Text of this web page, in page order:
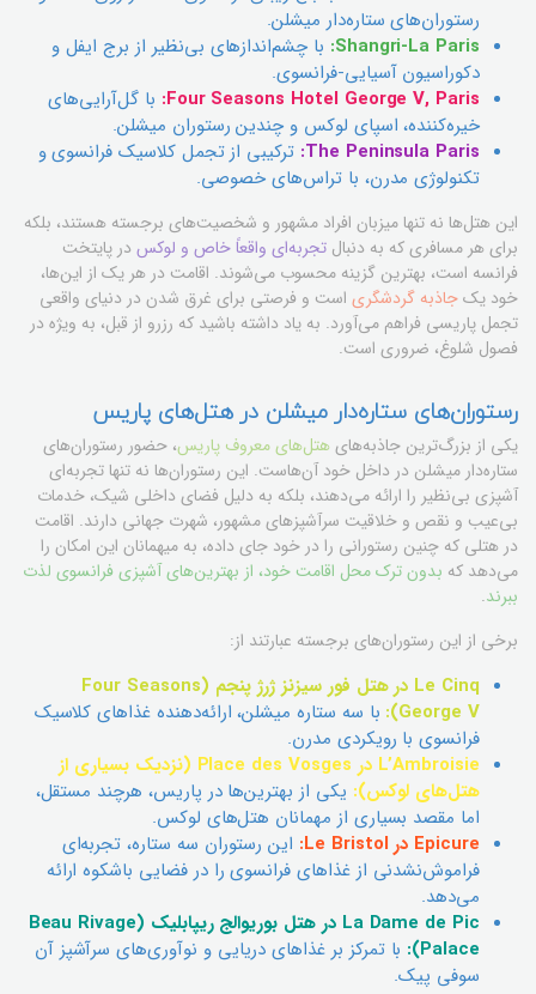
رستوران‌های ستاره‌دار میشلن.
Shangri-La Paris: با چشم‌اندازهای بی‌نظیر از برج ایفل و
دکوراسیون آسیایی-فرانسوی.
Four Seasons Hotel George V, Paris: با گل‌آرایی‌های
خیره‌کننده، اسپای لوکس و چندین رستوران میشلن.
The Peninsula Paris: ترکیبی از تجمل کلاسیک فرانسوی و
تکنولوژی مدرن، با تراس‌های خصوصی.
این هتل‌ها نه تنها میزبان افراد مشهور و شخصیت‌های برجسته هستند، بلکه
برای هر مسافری که به دنبال تجربه‌ای واقعاً خاص و لوکس در پایتخت
فرانسه است، بهترین گزینه محسوب می‌شوند. اقامت در هر یک از این‌ها،
خود یکجاذبه گردشگری است و فرصتی برای غرق شدن در دنیای واقعی
تجمل پاریسی فراهم می‌آورد. به یاد داشته باشید که رزرو از قبل، به ویژه در
فصول شلوغ، ضروری است.
رستوران‌های ستاره‌دار میشلن در هتل‌های پاریس
یکی از بزرگ‌ترین جاذبه‌هایهتل‌های معروف پاریس، حضور رستوران‌های
ستاره‌دار میشلن در داخل خود آن‌هاست. این رستوران‌ها نه تنها تجربه‌ای
آشپزی بی‌نظیر را ارائه می‌دهند، بلکه به دلیل فضای داخلی شیک، خدمات
بی‌عیب و نقص و خلاقیت سرآشپزهای مشهور، شهرت جهانی دارند. اقامت
در هتلی که چنین رستورانی را در خود جای داده، به میهمانان این امکان را
می‌دهد که بدون ترک محل اقامت خود، از بهترین‌های آشپزی فرانسوی لذت
ببرند.
برخی از این رستوران‌های برجسته عبارتند از:
Le Cinq در هتل فور سیزنز ژرژ پنجم (Four Seasons
George V):
با سه ستاره میشلن، ارائه‌دهنده غذاهای کلاسیک
فرانسوی با رویکردی مدرن.
L’Ambroisie در Place des Vosges (نزدیک بسیاری از
هتل‌های لوکس): یکی از بهترین‌ها در پاریس، هرچند مستقل،
اما مقصد بسیاری از مهمانان هتل‌های لوکس.
Epicure در Le Bristol:
این رستوران سه ستاره، تجربه‌ای
فراموش‌نشدنی از غذاهای فرانسوی را در فضایی باشکوه ارائه
می‌دهد.
La Dame de Pic در هتل بوریوالج ریپابلیک (Beau Rivage
Palace):
با تمرکز بر غذاهای دریایی و نوآوری‌های سرآشپز آن
سوفی پیک.